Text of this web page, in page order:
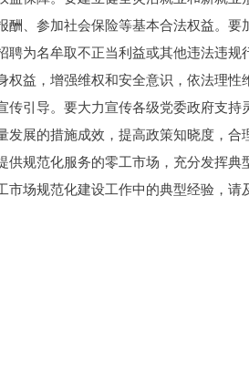
酬、参加社会保险等基本合法权益。
聘为名牟取不正当利益或其他违法违
权益，增强维权和安全意识，依法理性
传引导。要大力宣传各级党委政府支
发展的措施成效，提高政策知晓度，
供规范化服务的零工市场，充分发挥
市场规范化建设工作中的典型经验，